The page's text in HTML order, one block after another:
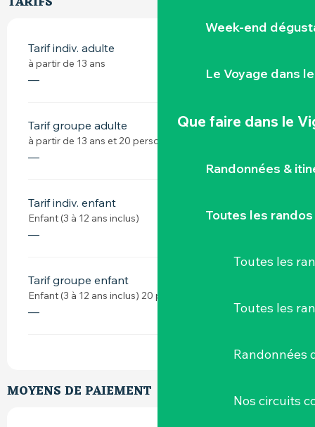
Week-end
Le Voyage dans
Que faire dans le
Randonnées &
Toutes les randos
Toutes les
Toutes les
Randonnées
Nos circuits
Tarif indiv. adulte
à partir de 13 ans
—
Tarif groupe adulte
à partir de 13 ans et 20 personnes minimum
—
Tarif indiv. enfant
Enfant (3 à 12 ans inclus)
—
Tarif groupe enfant
Enfant (3 à 12 ans inclus) 20 personnes minimum
—
MOYENS DE PAIEMENT